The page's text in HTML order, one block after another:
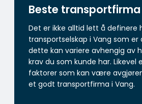
Beste
Det er ikke alltid lett å definere
transportselskap i Vang som er
dette kan variere avhengig av
krav du som kunde har. Likevel
faktorer som kan være
et godt transportfirma i Vang.